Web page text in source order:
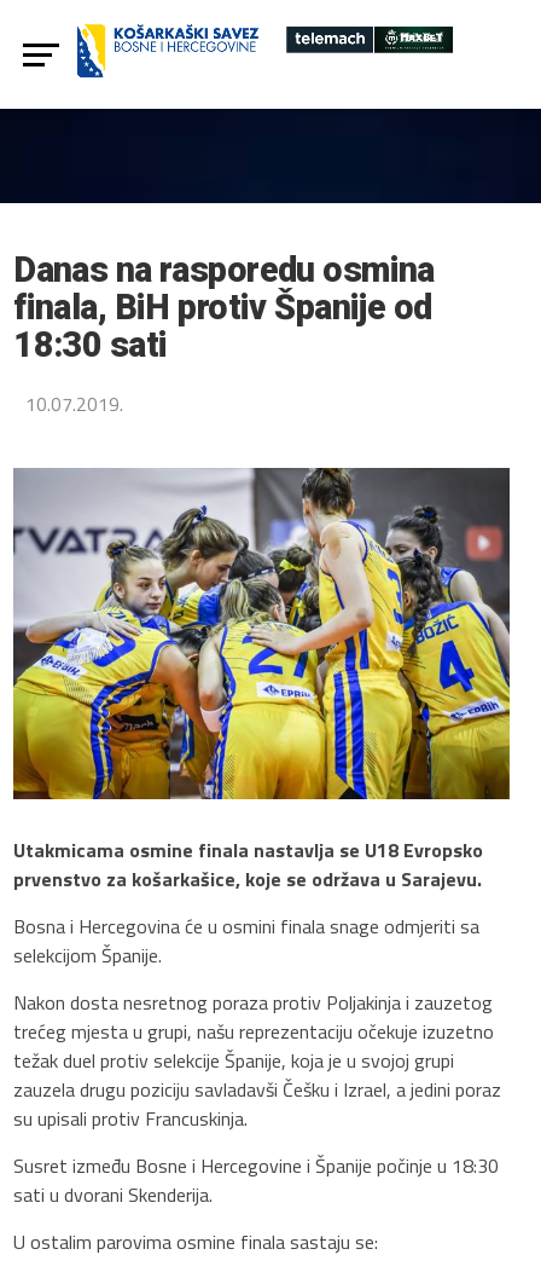
Danas na rasporedu osmina
finala, BiH protiv Španije od
18:30 sati
10.07.2019.
Utakmicama osmine finala nastavlja se U18 Evropsko
prvenstvo za košarkašice, koje se održava u Sarajevu.
Bosna i Hercegovina će u osmini finala snage odmjeriti sa
selekcijom Španije.
Nakon dosta nesretnog poraza protiv Poljakinja i zauzetog
trećeg mjesta u grupi, našu reprezentaciju očekuje izuzetno
težak duel protiv selekcije Španije, koja je u svojoj grupi
zauzela drugu poziciju savladavši Češku i Izrael, a jedini poraz
su upisali protiv Francuskinja.
Susret između Bosne i Hercegovine i Španije počinje u 18:30
sati u dvorani Skenderija.
U ostalim parovima osmine finala sastaju se: